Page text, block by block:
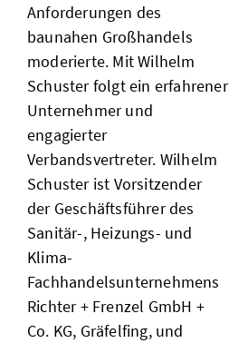
Anforderungen des
baunahen Großhandels
moderierte. Mit Wilhelm
Schuster folgt ein erfahrener
Unternehmer und
engagierter
Verbandsvertreter. Wilhelm
Schuster ist Vorsitzender
der Geschäftsführer des
Sanitär-, Heizungs- und
Klima-
Fachhandelsunternehmens
Richter + Frenzel GmbH +
Co. KG, Gräfelfing, und